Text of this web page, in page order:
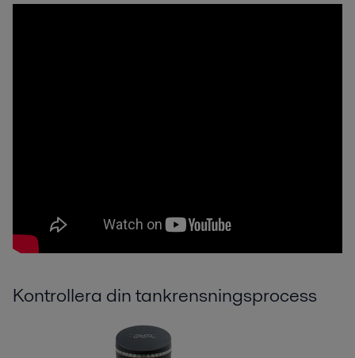
Kontrollera din tankrensningsprocess